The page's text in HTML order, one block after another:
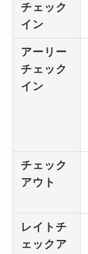
チェック
イン
アーリー
チェック
イン
チェック
アウト
レイトチ
ェックア